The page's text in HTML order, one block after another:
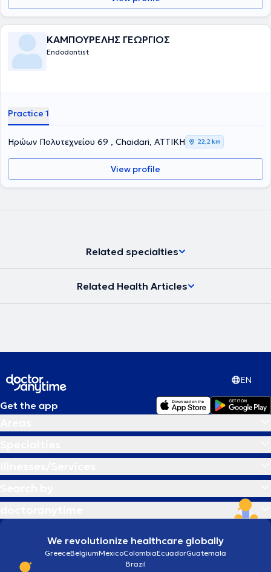
ΚΑΜΠΟΥΡΕΛΗΣ ΓΕΩΡΓΙΟΣ
Endodontist
Practice 1
Ηρώων Πολυτεχνείου 69 , Chaidari, ΑΤΤΙΚΗ 22,2 km
View profile
Related specialties
Related Health Articles
EN
Get the app
We revolutionize healthcare globally
GreeceBelgiumMexicoColombiaEcuadorGuatemala
Brazil